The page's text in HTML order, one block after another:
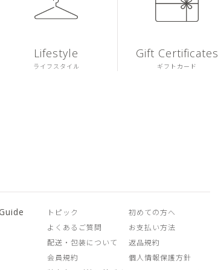
Lifestyle
ライフスタイル
Gift Certificates
ギフトカード
Guide トピック
初めての方へ
よくあるご質問
お支払い方法
配送・包装について
返品規約
会員規約
個人情報保護方針